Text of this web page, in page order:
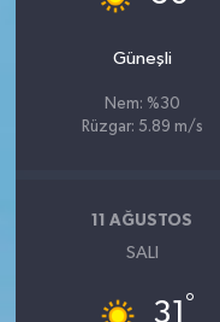
Güneşli
Nem: %30
Rüzgar: 5.89 m/s
11 AĞUSTOS
SALI
31 °